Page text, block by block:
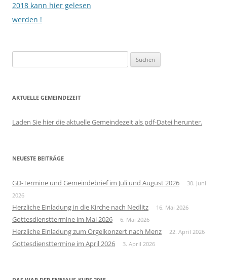
2018 kann hier gelesen
werden !
nach:
AKTUELLE GEMEINDEZEIT
Laden Sie hier die aktuelle Gemeindezeit als pdf-Datei herunter.
NEUESTE BEITRÄGE
GD-Termine und Gemeindebrief im Juli und August 2026
30. Juni
2026
Herzliche Einladung in die Kirche nach Nedlitz 16. Mai 2026
Gottesdiensttermine im Mai 2026 6. Mai 2026
Herzliche Einladung zum Orgelkonzert nach Menz 22. April 2026
Gottesdiensttermine im April 2026 3. April 2026